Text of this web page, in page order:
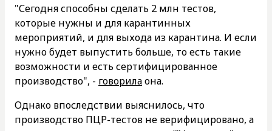
"Сегодня способны сделать 2 млн тестов,
которые нужны и для карантинных
мероприятий, и для выхода из карантина. И если
нужно будет выпустить больше, то есть такие
возможности и есть сертифицированное
производство", - говорилаона.
Однако впоследствии выяснилось, что
производство ПЦР-тестов не верифицировано, а